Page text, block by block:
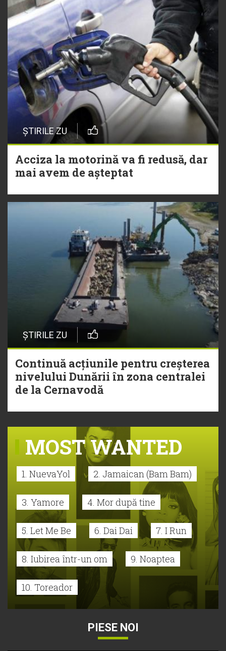
ȘTIRILE ZU
Acciza la motorină va fi redusă, dar
mai avem de așteptat
ȘTIRILE ZU
Continuă acțiunile pentru creșterea
nivelului Dunării în zona centralei
de la Cernavodă
MOST WANTED
1. NuevaYol 2. Jamaican (Bam Bam)
3. Yamore 4. Mor după tine
5. Let Me Be 6. Dai Dai 7. I Run
8. Iubirea într-un om 9. Noaptea
10. Toreador
PIESE NOI